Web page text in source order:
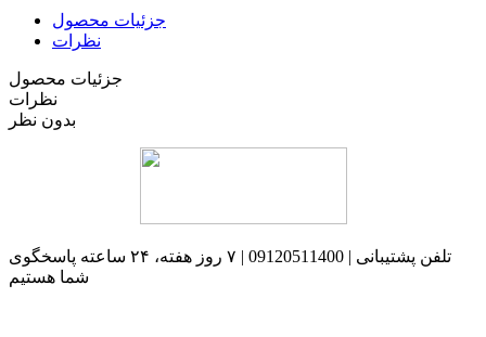
جزئیات محصول
نظرات
جزئیات محصول
نظرات
بدون نظر
تلفن پشتیبانی | 09120511400 | ۷ روز هفته، ۲۴ ساعته پاسخگوی
شما هستیم